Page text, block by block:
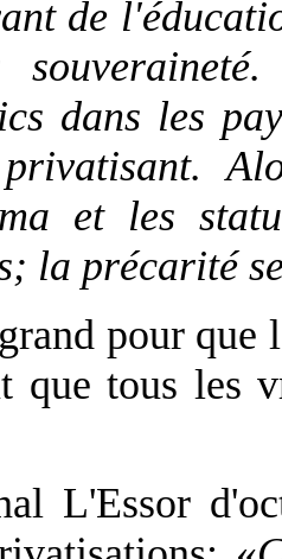
de
dans les
et les
la précarité
pour que
que tous les
L'Essor